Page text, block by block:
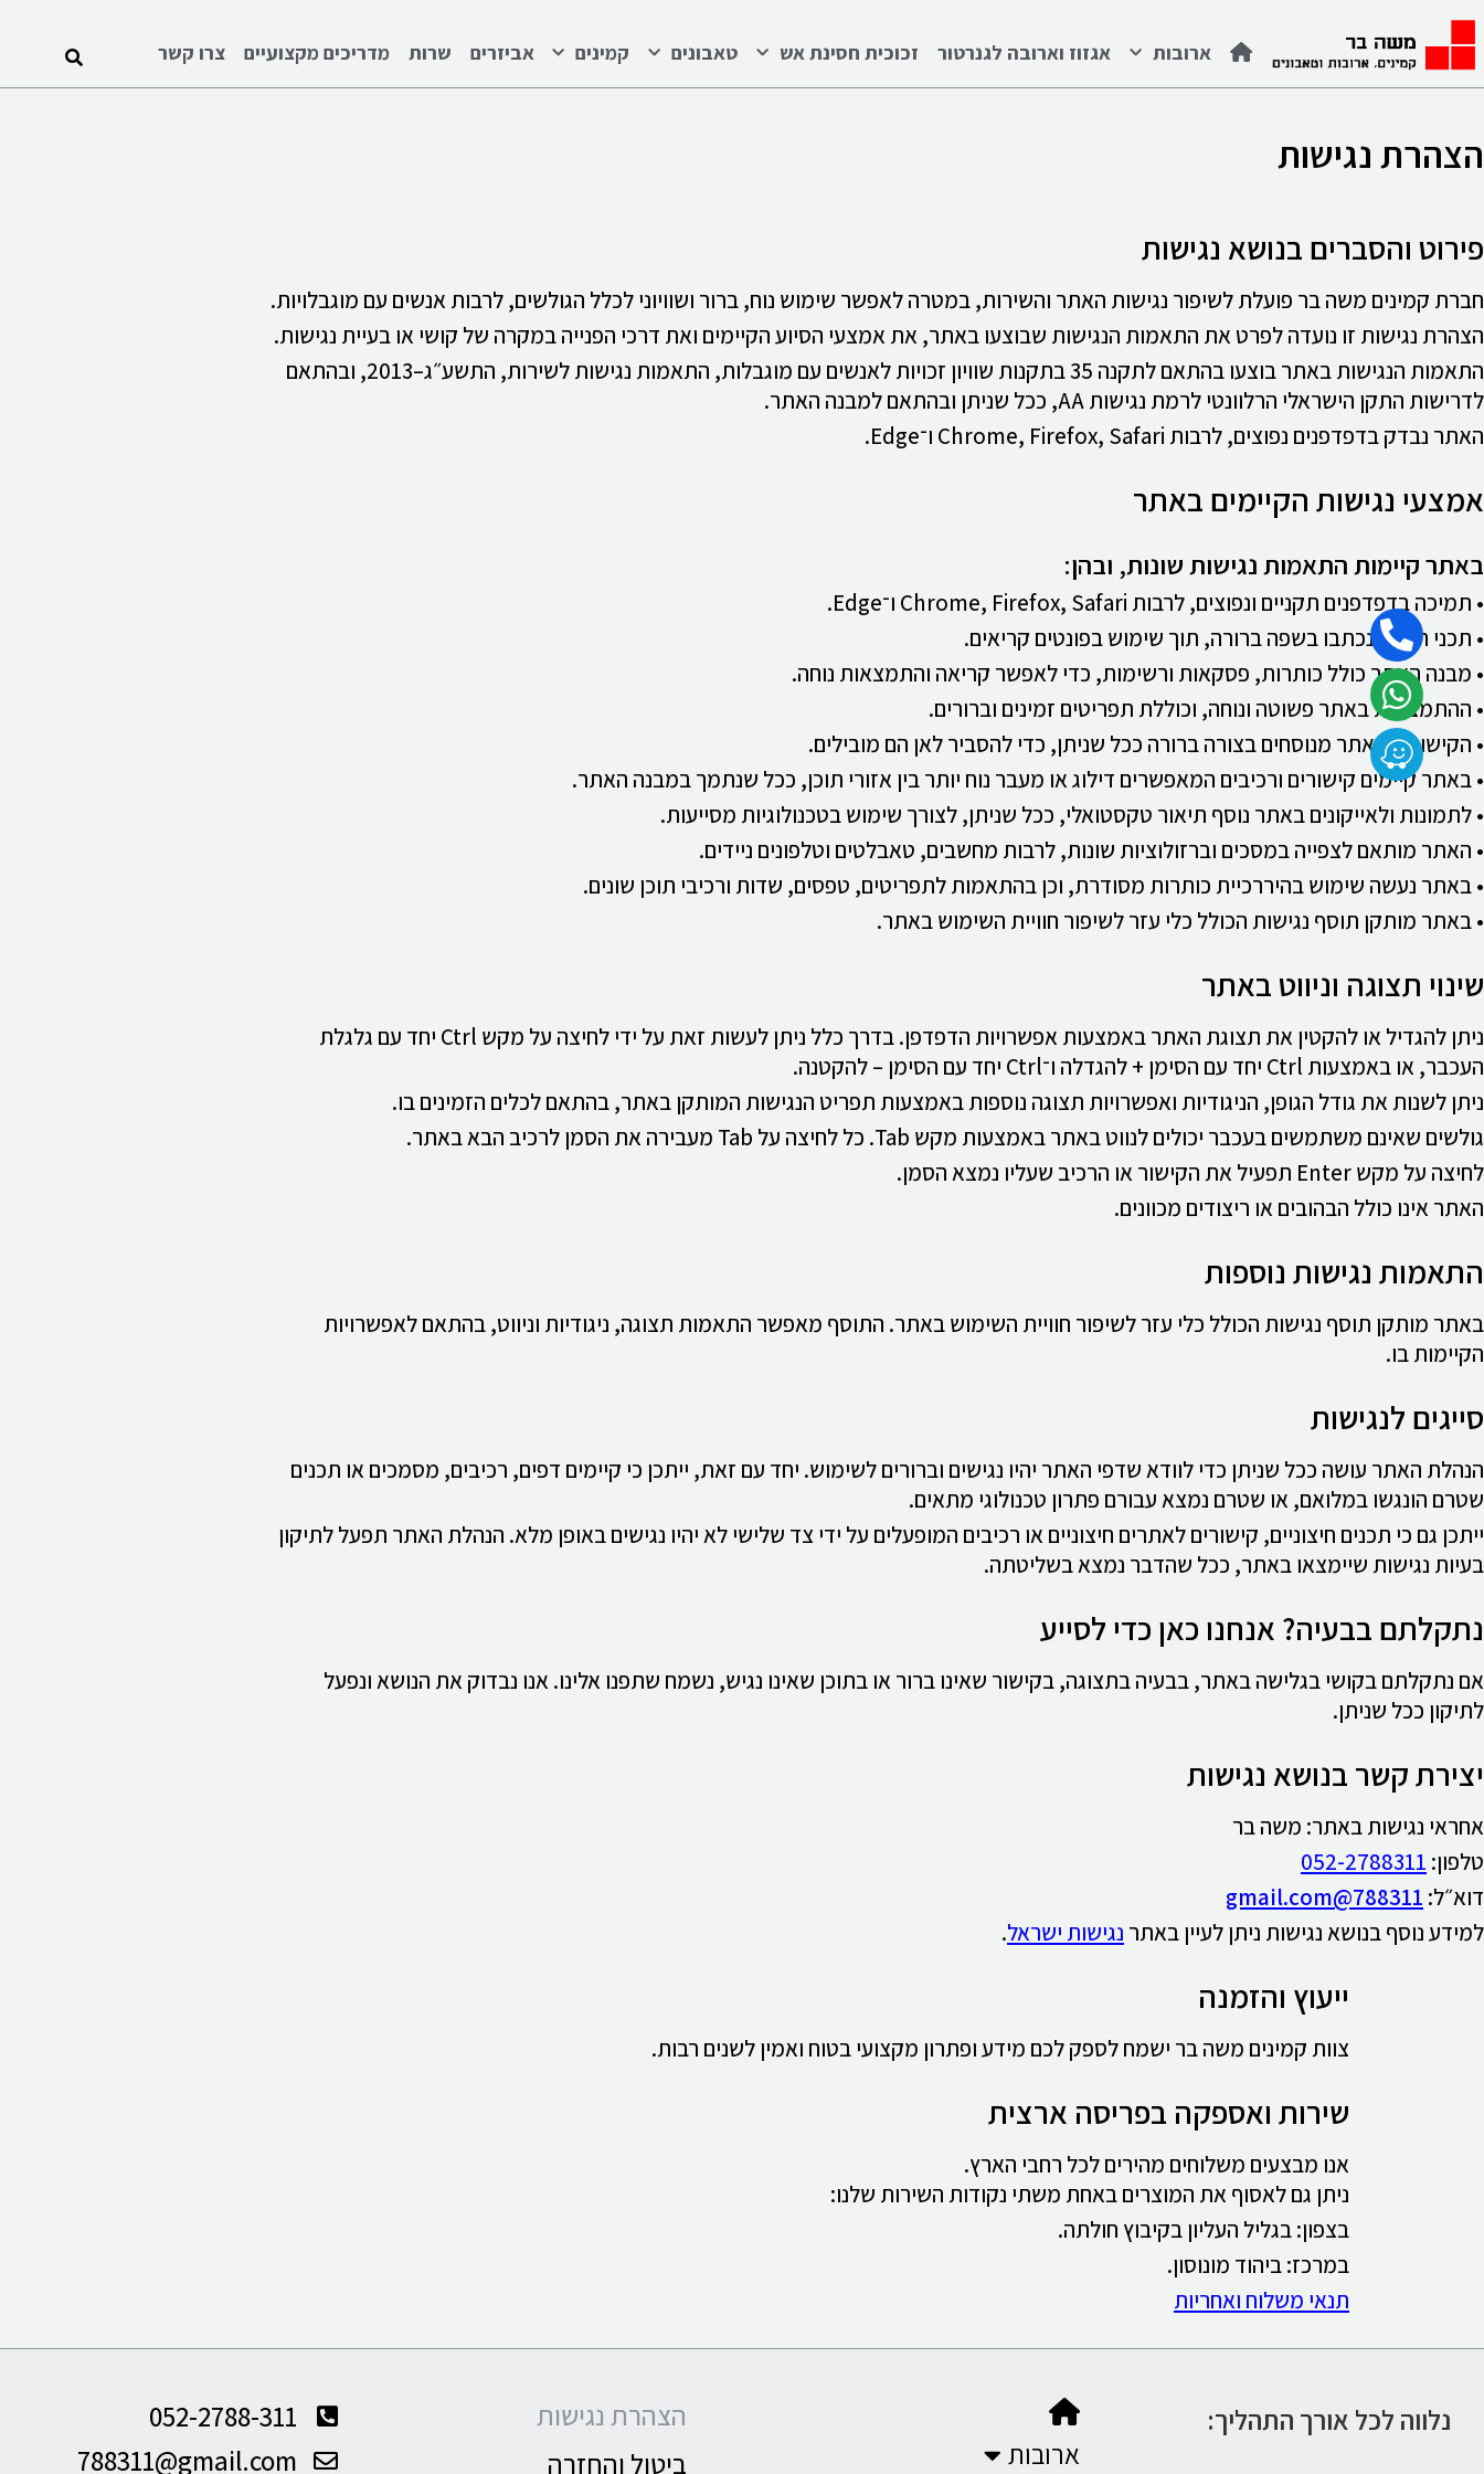
ארובות אגזוז וארובה לגנרטור זכוכית חסינת אש טאבונים קמינים אביזרים שרות מדריכים מקצועיים צרו קשר
הצהרת נגישות
פירוט והסברים בנושא נגישות
חברת קמינים משה בר פועלת לשיפור נגישות האתר והשירות, במטרה לאפשר שימוש נוח, ברור ושוויוני לכלל הגולשים, לרבות אנשים עם מוגבלויות.
הצהרת נגישות זו נועדה לפרט את התאמות הנגישות שבוצעו באתר, את אמצעי הסיוע הקיימים ואת דרכי הפנייה במקרה של קושי או בעיית נגישות.
התאמות הנגישות באתר בוצעו בהתאם לתקנה 35 בתקנות שוויון זכויות לאנשים עם מוגבלות, התאמות נגישות לשירות, התשע״ג–2013, ובהתאם
לדרישות התקן הישראלי הרלוונטי לרמת נגישות AA, ככל שניתן ובהתאם למבנה האתר.
האתר נבדק בדפדפנים נפוצים, לרבות Chrome, Firefox, Safari ו־Edge.
אמצעי נגישות הקיימים באתר
באתר קיימות התאמות נגישות שונות, ובהן:
• תמיכה בדפדפנים תקניים ונפוצים, לרבות Chrome, Firefox, Safari ו־Edge.
• תכני האתר נכתבו בשפה ברורה, תוך שימוש בפונטים קריאים.
• מבנה האתר כולל כותרות, פסקאות ורשימות, כדי לאפשר קריאה והתמצאות נוחה.
• ההתמצאות באתר פשוטה ונוחה, וכוללת תפריטים זמינים וברורים.
• הקישורים באתר מנוסחים בצורה ברורה ככל שניתן, כדי להסביר לאן הם מובילים.
• באתר קיימים קישורים ורכיבים המאפשרים דילוג או מעבר נוח יותר בין אזורי תוכן, ככל שנתמך במבנה האתר.
• לתמונות ולאייקונים באתר נוסף תיאור טקסטואלי, ככל שניתן, לצורך שימוש בטכנולוגיות מסייעות.
• האתר מותאם לצפייה במסכים וברזולוציות שונות, לרבות מחשבים, טאבלטים וטלפונים ניידים.
• באתר נעשה שימוש בהיררכיית כותרות מסודרת, וכן בהתאמות לתפריטים, טפסים, שדות ורכיבי תוכן שונים.
• באתר מותקן תוסף נגישות הכולל כלי עזר לשיפור חוויית השימוש באתר.
שינוי תצוגה וניווט באתר
ניתן להגדיל או להקטין את תצוגת האתר באמצעות אפשרויות הדפדפן. בדרך כלל ניתן לעשות זאת על ידי לחיצה על מקש Ctrl יחד עם גלגלת
העכבר, או באמצעות Ctrl יחד עם הסימן + להגדלה ו־Ctrl יחד עם הסימן – להקטנה.
ניתן לשנות את גודל הגופן, הניגודיות ואפשרויות תצוגה נוספות באמצעות תפריט הנגישות המותקן באתר, בהתאם לכלים הזמינים בו.
גולשים שאינם משתמשים בעכבר יכולים לנווט באתר באמצעות מקש Tab. כל לחיצה על Tab מעבירה את הסמן לרכיב הבא באתר.
לחיצה על מקש Enter תפעיל את הקישור או הרכיב שעליו נמצא הסמן.
האתר אינו כולל הבהובים או ריצודים מכוונים.
התאמות נגישות נוספות
באתר מותקן תוסף נגישות הכולל כלי עזר לשיפור חוויית השימוש באתר. התוסף מאפשר התאמות תצוגה, ניגודיות וניווט, בהתאם לאפשרויות
הקיימות בו.
סייגים לנגישות
הנהלת האתר עושה ככל שניתן כדי לוודא שדפי האתר יהיו נגישים וברורים לשימוש. יחד עם זאת, ייתכן כי קיימים דפים, רכיבים, מסמכים או תכנים
שטרם הונגשו במלואם, או שטרם נמצא עבורם פתרון טכנולוגי מתאים.
ייתכן גם כי תכנים חיצוניים, קישורים לאתרים חיצוניים או רכיבים המופעלים על ידי צד שלישי לא יהיו נגישים באופן מלא. הנהלת האתר תפעל לתיקון
בעיות נגישות שיימצאו באתר, ככל שהדבר נמצא בשליטתה.
נתקלתם בבעיה? אנחנו כאן כדי לסייע
אם נתקלתם בקושי בגלישה באתר, בבעיה בתצוגה, בקישור שאינו ברור או בתוכן שאינו נגיש, נשמח שתפנו אלינו. אנו נבדוק את הנושא ונפעל
לתיקון ככל שניתן.
יצירת קשר בנושא נגישות
אחראי נגישות באתר: משה בר
טלפון: 052-2788311
דוא״ל: 788311@gmail.com
למידע נוסף בנושא נגישות ניתן לעיין באתר נגישות ישראל.
ייעוץ והזמנה
צוות קמינים משה בר ישמח לספק לכם מידע ופתרון מקצועי בטוח ואמין לשנים רבות.
שירות ואספקה בפריסה ארצית
אנו מבצעים משלוחים מהירים לכל רחבי הארץ.
ניתן גם לאסוף את המוצרים באחת משתי נקודות השירות שלנו:
בצפון: בגליל העליון בקיבוץ חולתה.
במרכז: ביהוד מונוסון.
תנאי משלוח ואחריות
נלווה לכל אורך התהליך:
ארובות
הצהרת נגישות
ביטול והחזרה
052-2788-311
788311@gmail.com